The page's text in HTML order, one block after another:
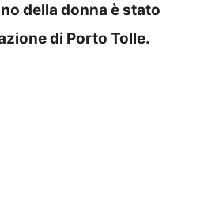
della donna è stato
di Porto Tolle.